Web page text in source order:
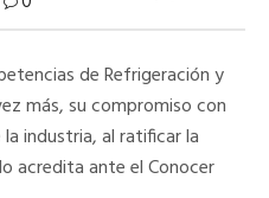
de Refrigeración y
más, su compromiso con
industria, al ratificar la
acredita ante el Conocer